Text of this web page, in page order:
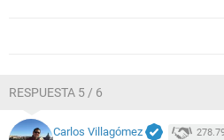
RESPUESTA 5 / 6
Carlos Villagómez